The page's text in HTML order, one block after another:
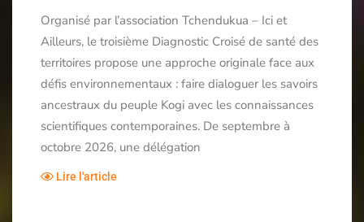
Organisé par l’association Tchendukua – Ici et
Ailleurs, le troisième Diagnostic Croisé de santé des
territoires propose une approche originale face aux
défis environnementaux : faire dialoguer les savoirs
ancestraux du peuple Kogi avec les connaissances
scientifiques contemporaines. De septembre à
octobre 2026, une délégation
Lire l'article